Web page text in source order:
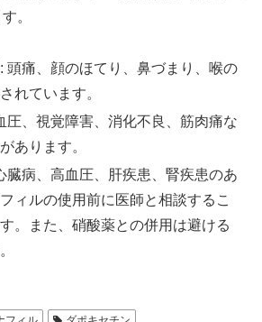
。
: 頭痛、顔のほてり、鼻づまり、喉の
れています。
圧、視覚障害、消化不良、筋肉痛な
あります。
臓病、高血圧、肝疾患、腎疾患のあ
ィルの使用前に医師と相談するこ
。また、硝酸薬との併用は避ける